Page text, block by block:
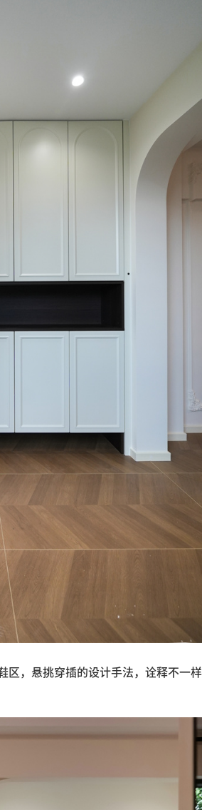
区，悬挑穿插的设计手法，诠释不一